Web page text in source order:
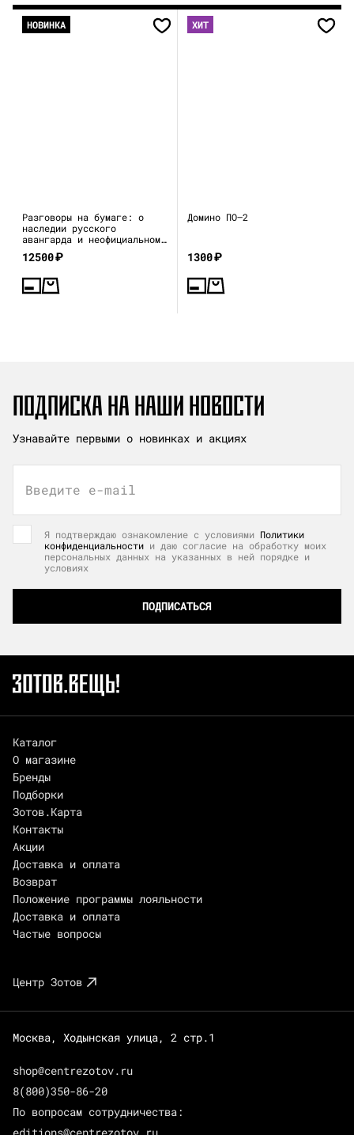
НОВИНКА
Разговоры на бумаге: о
наследии русского
авангарда и неофициальном
искусстве 1970–80-х
12500₽
ХИТ
Домино ПО—2
1300₽
ПОДПИСКА НА НАШИ НОВОСТИ
Узнавайте первыми о новинках и акциях
Введите e-mail
Я подтверждаю ознакомление с условиями Политики
конфиденциальности и даю согласие на обработку моих
персональных данных на указанных в ней порядке и
условиях
ПОДПИСАТЬСЯ
Каталог
О магазине
Бренды
Подборки
Зотов.Карта
Контакты
Акции
Доставка и оплата
Возврат
Положение программы лояльности
Доставка и оплата
Частые вопросы
Центр Зотов
Москва, Ходынская улица, 2 стр.1
shop@centrezotov.ru
8(800)350-86-20
По вопросам сотрудничества: